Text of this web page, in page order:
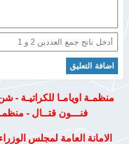
منظمـة اويامـا للكراتيـة
فنـــون قتــال -
الامانة العامة لمجلس